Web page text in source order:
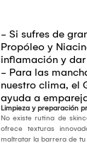
- Si sufres de
Propóleo y
inflamación y
- Para las
nuestro clima, el
ayuda a
Limpieza y preparación
No existe rutina de
ofrece texturas
maltratar la barrera de tu